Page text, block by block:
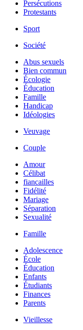
Persécutions
Protestants
Sport
Société
Abus sexuels
Bien commun
Écologie
Éducation
Famille
Handicap
Idéologies
Veuvage
Couple
Amour
Célibat
fiancailles
Fidélité
Mariage
Séparation
Sexualité
Famille
Adolescence
École
Éducation
Enfants
Étudiants
Finances
Parents
Vieillesse